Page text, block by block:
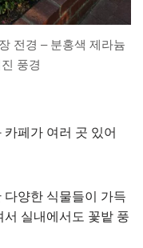
전경 – 분홍색 제라늄
풍경
페가 여러 곳 있어
양한 식물들이 가득
실내에서도 꽃밭 풍